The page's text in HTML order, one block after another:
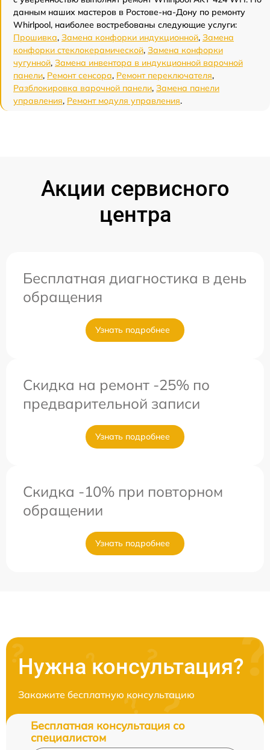
данным наших мастеров в Ростове-на-Дону по ремонту
Whirlpool, наиболее востребованы следующие услуги:
Прошивка, Замена конфорки индукционной, Замена
конфорки стеклокерамической, Замена конфорки
чугунной, Замена инвентора в индукционной варочной
панели, Ремонт сенсора, Ремонт переключателя,
Разблокировка варочной панели, Замена панели
управления, Ремонт модуля управления.
Акции сервисного
центра
Бесплатная диагностика в день
обращения
Узнать подробнее
Скидка на ремонт -25% по
предварительной записи
Узнать подробнее
Скидка -10% при повторном
обращении
Узнать подробнее
Нужна консультация?
Закажите бесплатную консультацию
Бесплатная консультация со
специалистом